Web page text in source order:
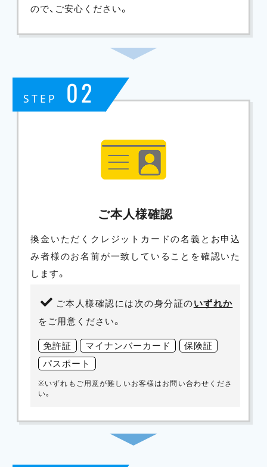
ので、ご安心ください。
STEP 02
ご本人様確認
換金いただくクレジットカードの名義とお申込
み者様のお名前が一致していることを確認いた
します。
ご本人様確認には次の身分証のいずれか
をご用意ください。
免許証 マイナンバーカード
保険証
パスポート
※いずれもご用意が難しいお客様はお問い合わせくださ
い。